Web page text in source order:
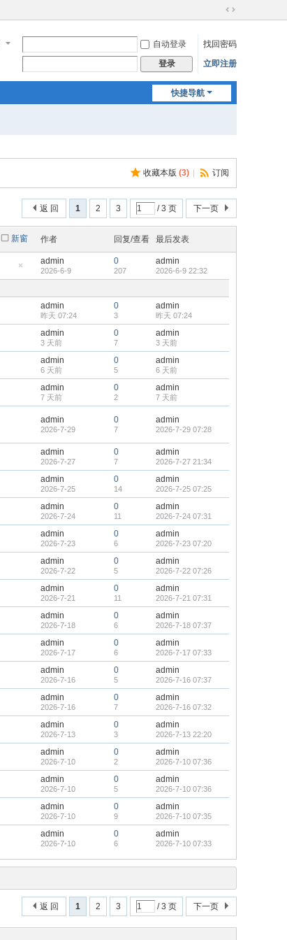
切
到
宽
自动登录
找回密码
登录 立即注册
快捷导航
收藏本版 (3) 订阅
1 2 3 / 3 页 下一页
返 回
新窗 作者 回复/查看 最后发表
藏
顶
admin
2026-6-9
0
207
admin
2026-6-9 22:32
admin
昨天 07:24
0
3
admin
昨天 07:24
admin
3 天前
0
7
admin
3 天前
admin
6 天前
0
5
admin
6 天前
admin
7 天前
0
2
admin
7 天前
admin
2026-7-29
0
7
admin
2026-7-29 07:28
admin
2026-7-27
0
7
admin
2026-7-27 21:34
admin
2026-7-25
0
14
admin
2026-7-25 07:25
admin
2026-7-24
0
11
admin
2026-7-24 07:31
admin
2026-7-23
0
6
admin
2026-7-23 07:20
admin
2026-7-22
0
5
admin
2026-7-22 07:26
admin
2026-7-21
0
11
admin
2026-7-21 07:31
admin
2026-7-18
0
6
admin
2026-7-18 07:37
admin
2026-7-17
0
6
admin
2026-7-17 07:33
admin
2026-7-16
0
5
admin
2026-7-16 07:37
admin
2026-7-16
0
7
admin
2026-7-16 07:32
admin
2026-7-13
0
3
admin
2026-7-13 22:20
admin
2026-7-10
0
2
admin
2026-7-10 07:36
admin
2026-7-10
0
5
admin
2026-7-10 07:36
admin
2026-7-10
0
9
admin
2026-7-10 07:35
admin
2026-7-10
0
6
admin
2026-7-10 07:33
1 2 3 / 3 页 下一页
返 回